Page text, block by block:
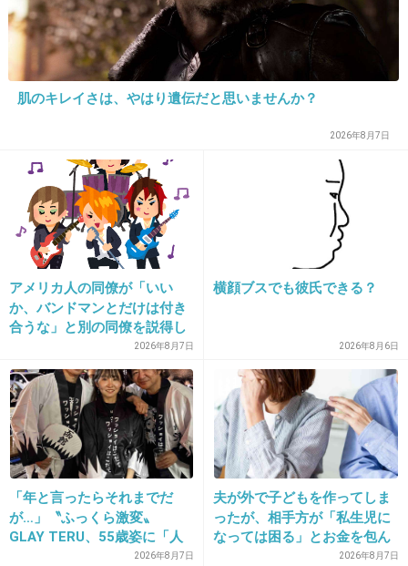
愚痴というか。
離婚して数年経つけど、あのクソ旦那だけはろ
くな死に方しないって思います。私も人を見る
目がなかったけど旦那も人を騙す才能があっ
那だけは絶対将来不幸になって欲しいとまで思
います。ここまで人を憎めるなんて、不思議。
18. 匿名 2019/05/01(水) 14:10:15
言い出したらキリないからねー
令和早々思い出したくないし運気下がるの嫌な
ので
主さん前向いていきましょ〜♪
+26 -9
19. 匿名 2019/05/01(水) 14:10:22
肌のキレイさは、やはり遺伝だと思いませんか？
2026年8月7日
アメリカ人の同僚が「いい
か、バンドマンとだけは付き
合うな」と別の同僚を説得し
ており、そこにフランス人と
イタリア人も参戦した結果こ
うなった
2026年8月7日
横顔ブスでも彼氏できる？
2026年8月6日
「年と言ったらそれまでだ
が…」〝ふっくら激変〟
GLAY TERU、55歳姿に「人
として好きすぎる」「TERU
2026年8月7日
夫が外で子どもを作ってしま
ったが、相手方が「私生児に
なっては困る」とお金を包ん
で頭を下げに来ても応じず、
2026年8月7日